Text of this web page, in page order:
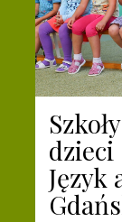
dzieci
Język